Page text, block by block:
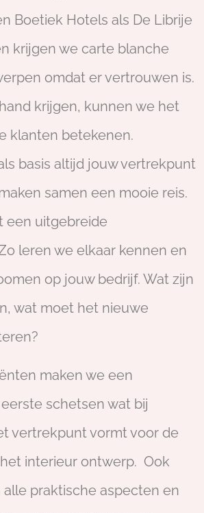
Boetiek Hotels als De Librije
krijgen we carte blanche
omdat er vertrouwen is.
krijgen, kunnen we het
klanten betekenen.
basis altijd jouw vertrekpunt
samen een mooie reis.
een uitgebreide
leren we elkaar kennen en
op jouw bedrijf. Wat zijn
wat moet het nieuwe
maken we een
schetsen wat bij
vertrekpunt vormt voor de
interieur ontwerp. Ook
alle praktische aspecten en